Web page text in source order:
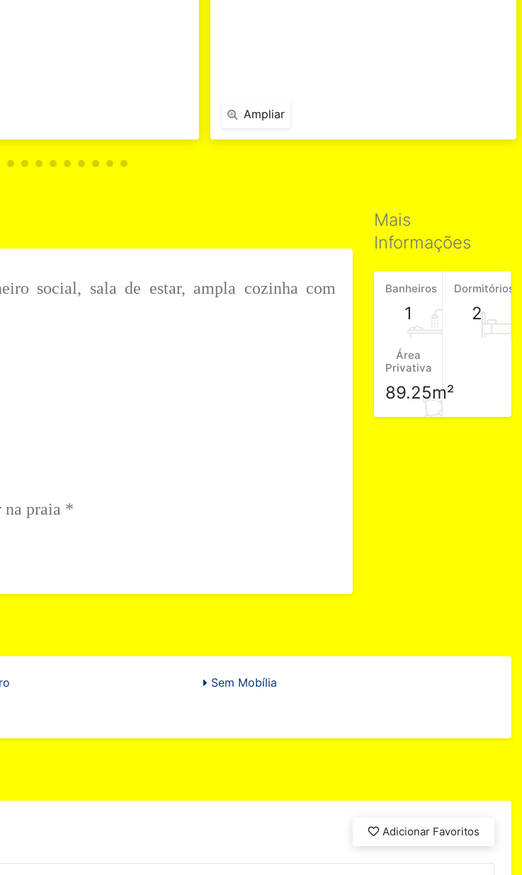
Ampliar
Sem Mobília
Adicionar Favoritos
social, sala de estar, ampla cozinha com
na praia *
Mais
Informações
Banheiros
1
Dormitórios
2
Área
Privativa
89.25m²